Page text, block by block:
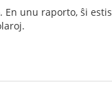
unu raporto, ŝi